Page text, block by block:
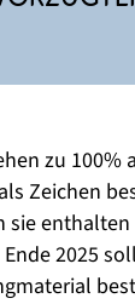
zu 100%
Zeichen
sie
2025